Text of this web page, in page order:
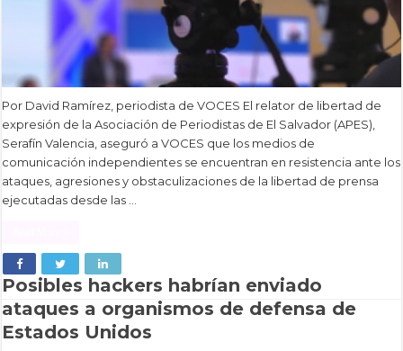
Por David Ramírez, periodista de VOCES El relator de libertad de
expresión de la Asociación de Periodistas de El Salvador (APES),
Serafín Valencia, aseguró a VOCES que los medios de
comunicación independientes se encuentran en resistencia ante los
ataques, agresiones y obstaculizaciones de la libertad de prensa
ejecutadas desde las …
Posibles hackers habrían enviado
ataques a organismos de defensa de
Estados Unidos